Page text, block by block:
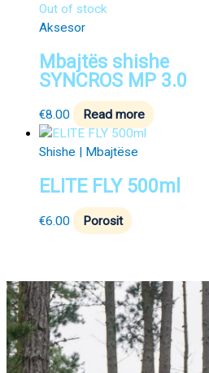
Out of stock
Aksesor
Mbajtës shishe
SYNCROS MP 3.0
€8.00 Read more
Shishe | Mbajtëse
ELITE FLY 500ml
€6.00 Porosit